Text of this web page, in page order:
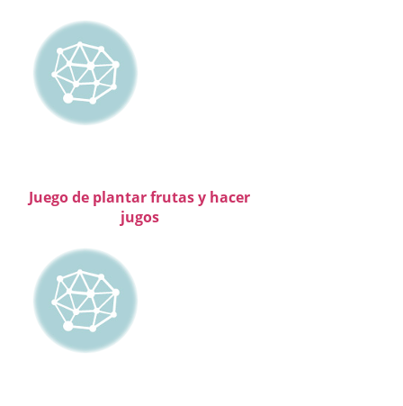
Juego de plantar frutas y hacer
jugos